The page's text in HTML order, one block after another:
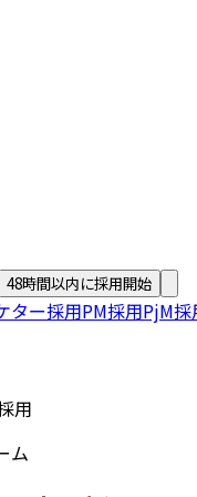
48時間以内に採用開始
ター採用PM採用PjM採
用
ム